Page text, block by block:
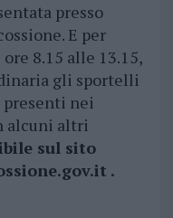
presso
E per
8.15 alle 13.15,
gli sportelli
presenti nei
alcuni altri
sul sito
.